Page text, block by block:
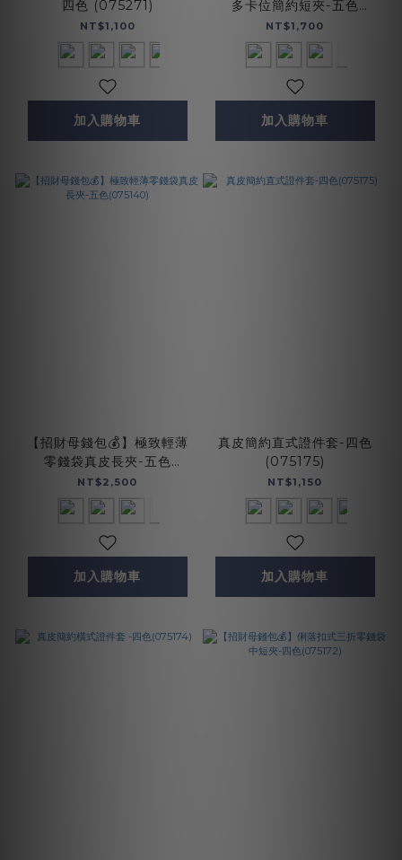
四色 (075271)
NT$1,100
加入購物車
多卡位簡約短夾-五色
(075126)
NT$1,700
加入購物車
【招財母錢包💰】極致輕薄
零錢袋真皮長夾-五色
(075140)
NT$2,500
加入購物車
真皮簡約直式證件套-四色
(075175)
NT$1,150
加入購物車